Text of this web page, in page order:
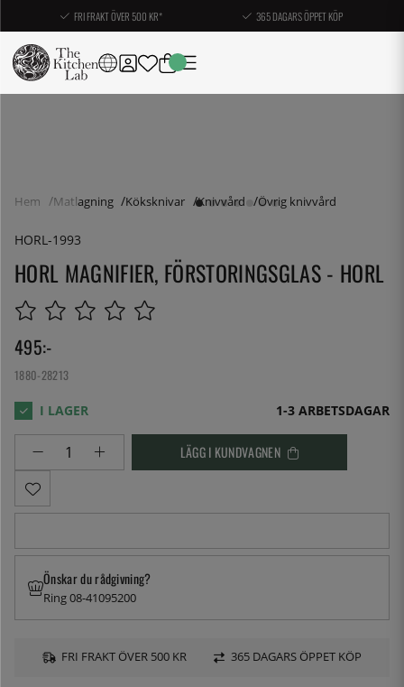
FRI FRAKT ÖVER 500 KR* 365 DAGARS ÖPPET KÖP
Hem Matlagning Köksknivar Knivvård Övrig knivvård
HORL-1993
HORL MAGNIFIER, FÖRSTORINGSGLAS - HORL
495:-
1880-28213
1-3 ARBETSDAGAR
LÄGG I KUNDVAGNEN
Önskar du rådgivning?
Ring 08-41095200
FRI FRAKT ÖVER 500 KR 365 DAGARS ÖPPET KÖP